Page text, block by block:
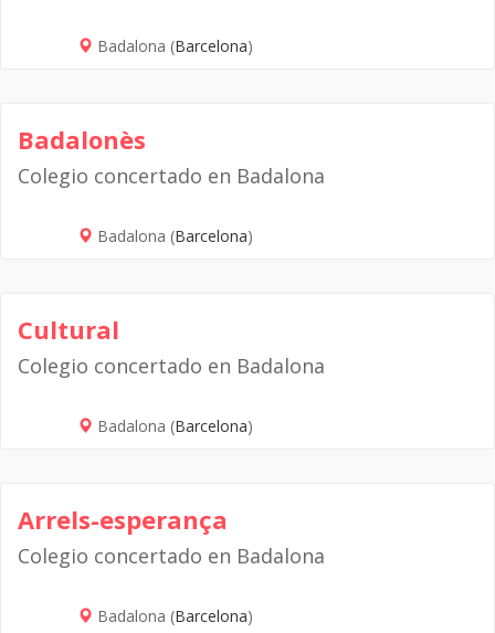
Badalona (Barcelona)
Badalonès
Colegio concertado en Badalona
Badalona (Barcelona)
Cultural
Colegio concertado en Badalona
Badalona (Barcelona)
Arrels-esperança
Colegio concertado en Badalona
Badalona (Barcelona)